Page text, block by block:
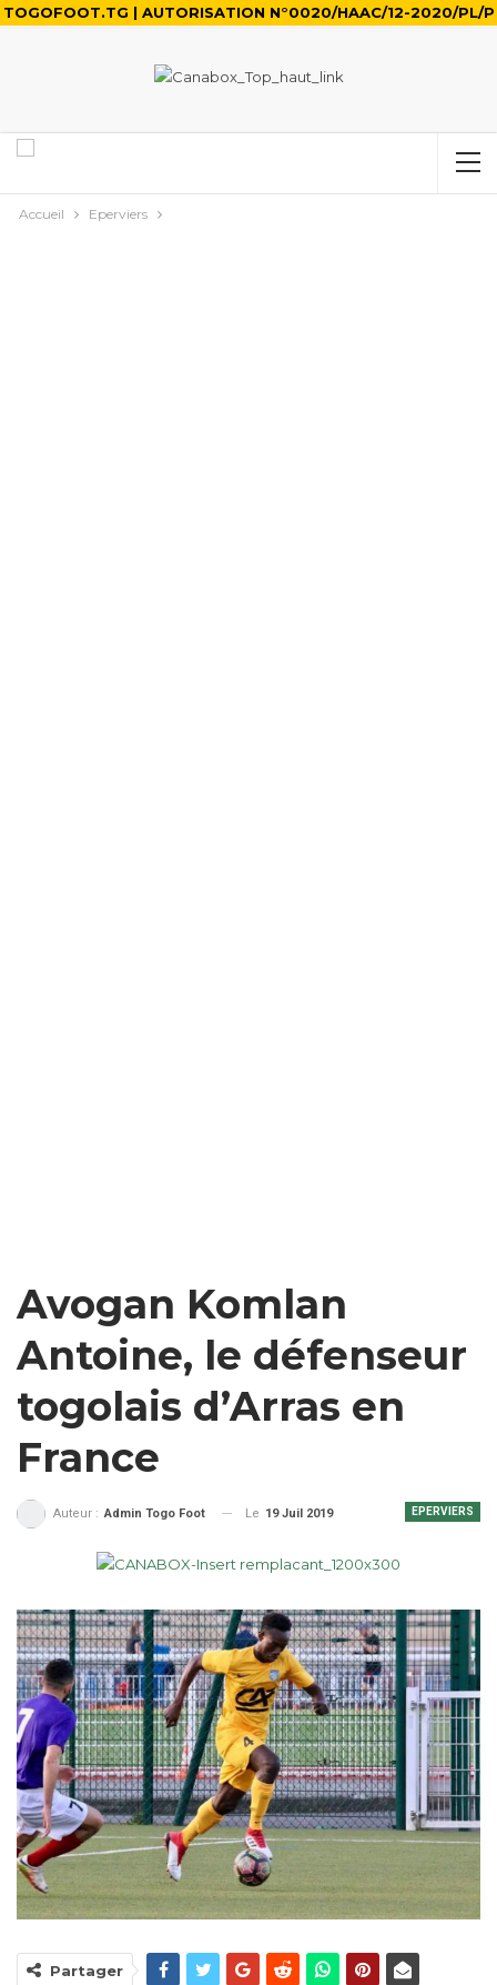
TOGOFOOT.TG | AUTORISATION N°0020/HAAC/12-2020/PL/P
Accueil Eperviers
Avogan Komlan
Antoine, le défenseur
togolais d’Arras en
France
EPERVIERS
Auteur : Admin Togo Foot Le 19 Juil 2019
Partager